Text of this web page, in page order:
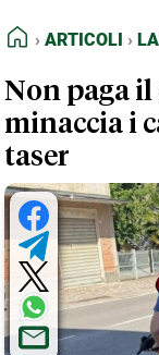
FEED RSS
NORMATIVE
TERMINI e
HOME
ARTICOLI
Non paga
minaccia i
taser